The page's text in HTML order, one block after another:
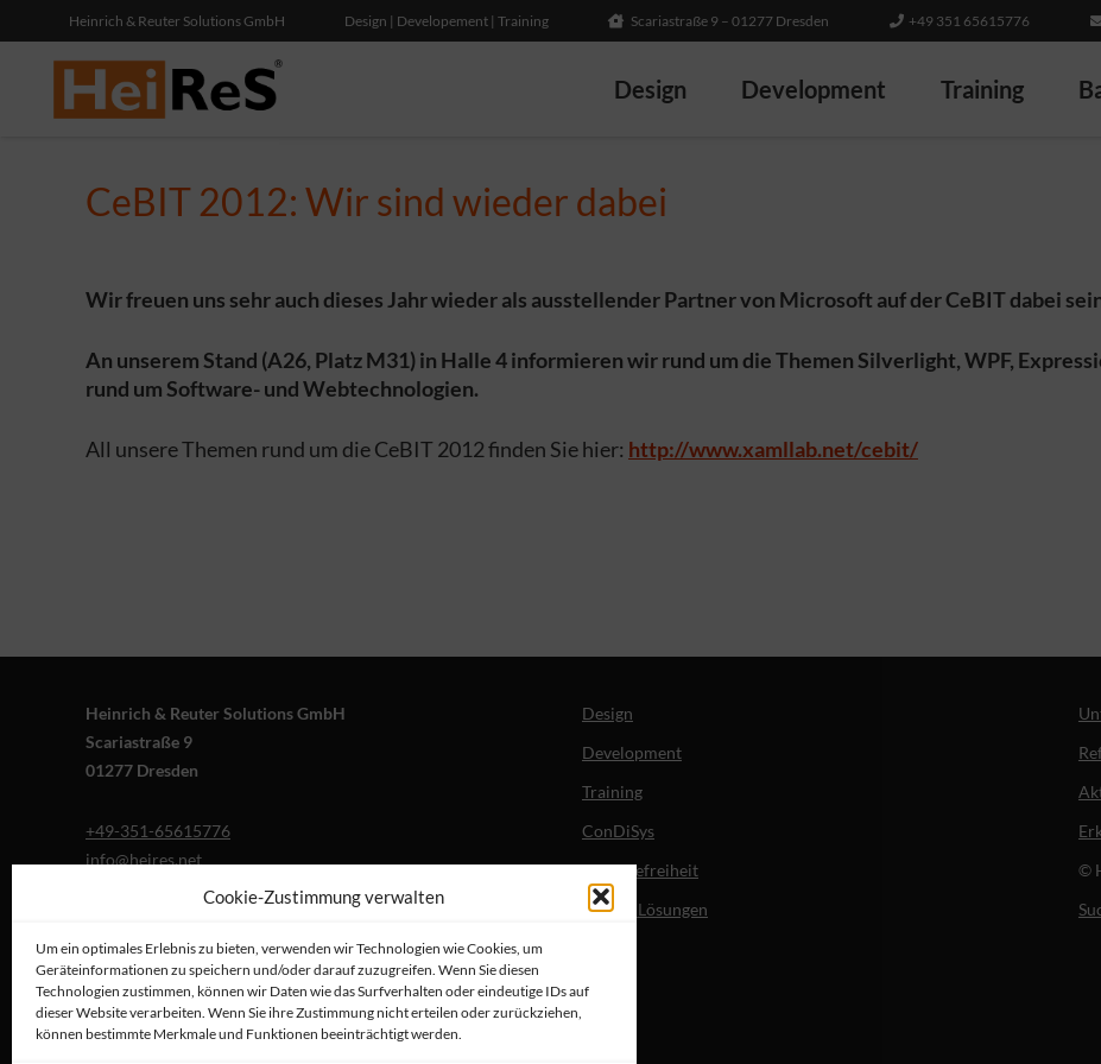
Cookie-Zustimmung verwalten
Um ein optimales Erlebnis zu bieten, verwenden wir Technologien wie Cookies, um
Geräteinformationen zu speichern und/oder darauf zuzugreifen. Wenn Sie diesen
Technologien zustimmen, können wir Daten wie das Surfverhalten oder eindeutige IDs auf
dieser Website verarbeiten. Wenn Sie ihre Zustimmung nicht erteilen oder zurückziehen,
können bestimmte Merkmale und Funktionen beeinträchtigt werden.
Heinrich & Reuter Solutions GmbH Design | Developement | Training Scariastraße 9 – 01277 Dresden +49 351 65615776
Design Development Training
CeBIT 2012: Wir sind wieder dabei
Wir freuen uns sehr auch dieses Jahr wieder als ausstellender Partner von Microsoft auf der CeBIT dabei
An unserem Stand (A26, Platz M31) in Halle 4 informieren wir rund um die Themen Silverlight, WPF,
rund um Software- und Webtechnologien.
All unsere Themen rund um die CeBIT 2012 finden Sie hier: http://www.xamllab.net/cebit/
Heinrich & Reuter Solutions GmbH
Scariastraße 9
01277 Dresden
+49-351-65615776
info@heires.net
Design
Development
Training
ConDiSys
Barrierefreiheit
Mobile Lösungen
©